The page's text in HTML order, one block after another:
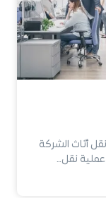
أثاث الشركة
نقل…